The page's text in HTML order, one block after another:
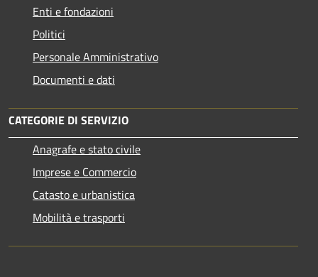
Enti e fondazioni
Politici
Personale Amministrativo
Documenti e dati
CATEGORIE DI SERVIZIO
Anagrafe e stato civile
Imprese e Commercio
Catasto e urbanistica
Mobilità e trasporti